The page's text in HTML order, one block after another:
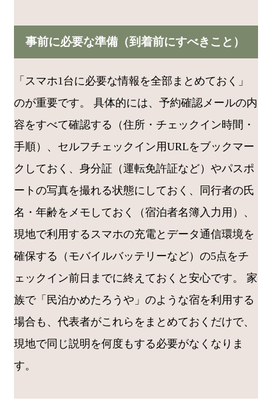
事前に必要な準備（到着前にすべきこと）
「スマホ1台に必要な情報を全部まとめておく」
のが重要です。 具体的には、予約確認メールの内
容をすべて確認する（住所・チェックイン時間・
手順）、セルフチェックイン用URLをブックマー
クしておく、身分証（運転免許証など）やパスポ
ートの写真を撮れる状態にしておく、同行者の氏
名・年齢をメモしておく（宿泊者名簿入力用）、
現地で利用するスマホの充電とデータ通信環境を
確保する（モバイルバッテリーなど）の5点をチ
ェックイン前日までに終えておくと安心です。 家
族で「民泊かめたろうや」のような宿を利用する
場合も、代表者がこれらをまとめておくだけで、
現地で同じ説明を何度もする必要がなくなりま
す。